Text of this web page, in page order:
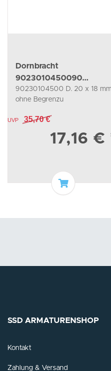
Dornbracht
9023010450090
Rückflussverhinderer
Ersatzteile
90230104500 D. 20 x 18
ohne Begrenzu
UVP 35,70 €
17,16 €
In den
SSD ARMATURENSHOP
Kontakt
Zahlung & Versand